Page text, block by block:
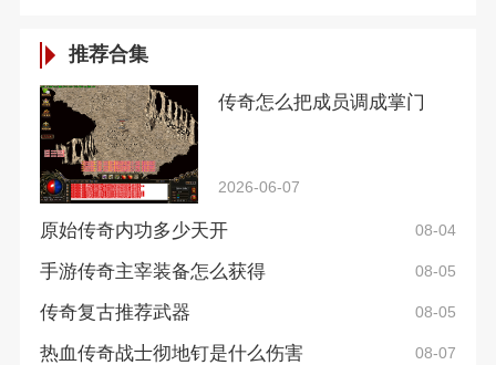
推荐合集
传奇怎么把成员调成掌门
2026-06-07
原始传奇内功多少天开 08-04
手游传奇主宰装备怎么获得 08-05
传奇复古推荐武器 08-05
热血传奇战士彻地钉是什么伤害 08-07